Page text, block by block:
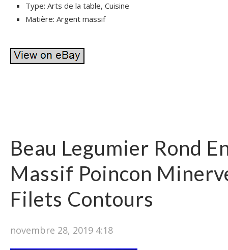
Type: Arts de la table, Cuisine
Matière: Argent massif
Beau Legumier Rond
Massif Poincon
Filets Contours
novembre 28, 2019 4:18